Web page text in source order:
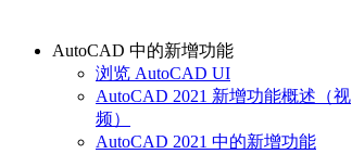
AutoCAD 中的新增功能
浏览 AutoCAD UI
AutoCAD 2021 新增功能概述（视
频）
AutoCAD 2021 中的新增功能